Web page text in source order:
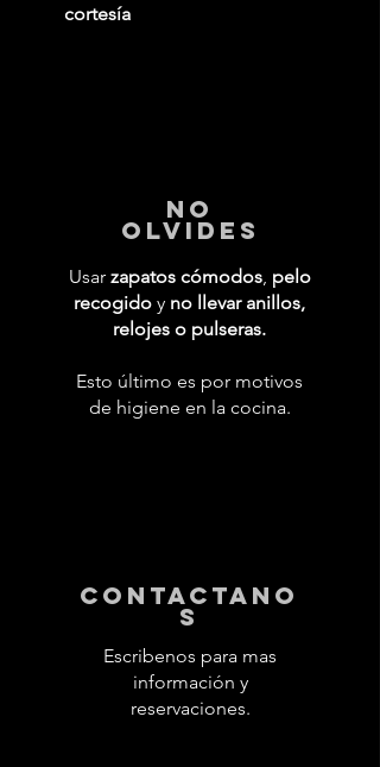
cortesía
No
Olvides
Usar zapatos cómodos, pelo
recogido y no llevar anillos,
relojes o pulseras.
Esto último es por motivos
de higiene en la cocina.
contactano
s
Escribenos para mas
información y
reservaciones.